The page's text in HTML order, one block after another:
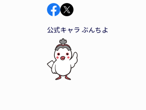
公式キャラ ぶんちよ